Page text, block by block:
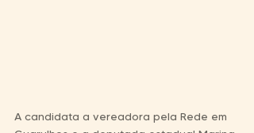
A candidata a vereadora pela Rede em